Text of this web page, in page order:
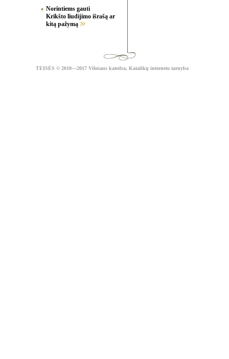
Norintiems gauti
Krikšto liudijimo išrašą ar
kitą pažymą
TEISĖS © 2010—2017 Vilniaus katedra, Katalikų interneto tarnyba